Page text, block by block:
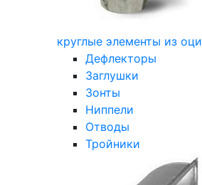
круглые элементы из
Дефлекторы
Заглушки
Зонты
Ниппели
Отводы
Тройники